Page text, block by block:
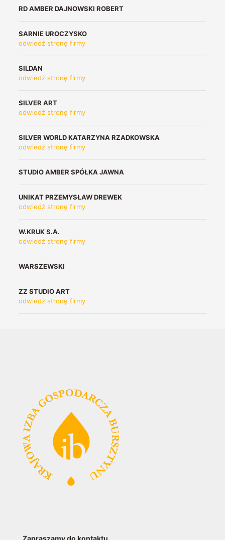
RD AMBER DAJNOWSKI ROBERT
SARNIE UROCZYSKO
odwiedź stronę firmy
SILDAN
odwiedź stronę firmy
SILVER ART
odwiedź stronę firmy
SILVER WORLD KATARZYNA RZADKOWSKA
odwiedź stronę firmy
STUDIO AMBER SPÓŁKA JAWNA
UNIKAT PRZEMYSŁAW DREWEK
odwiedź stronę firmy
W.KRUK S.A.
odwiedź stronę firmy
WARSZEWSKI
ZZ STUDIO ART
odwiedź stronę firmy
Zapraszamy do kontaktu